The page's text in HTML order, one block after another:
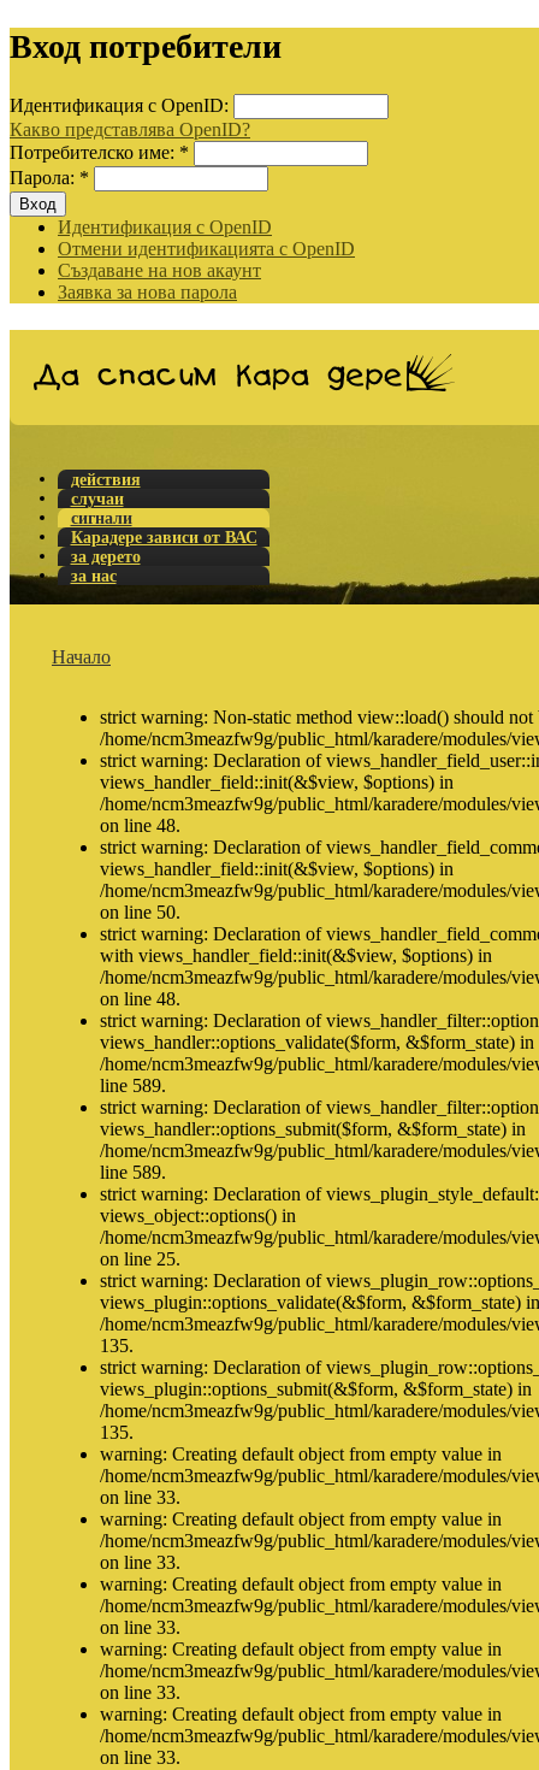
Вход потребители
Идентификация с OpenID:
Какво представлява OpenID?
Потребителско име: *
Парола: *
Идентификация с OpenID
Отмени идентификацията с OpenID
Създаване на нов акаунт
Заявка за нова парола
действия
случаи
сигнали
Карадере зависи от ВАС
за дерето
за нас
Начало
strict warning: Non-static method view::load() should not
/home/ncm3meazfw9g/public_html/karadere/modules/
strict warning: Declaration of
views_handler_field::init(&$view, $options) in
/home/ncm3meazfw9g/public_html/karadere/modules/
on line 48.
strict warning: Declaration of
views_handler_field::init(&$view, $options) in
/home/ncm3meazfw9g/public_html/karadere/modules/
on line 50.
strict warning: Declaration of
with views_handler_field::init(&$view, $options) in
/home/ncm3meazfw9g/public_html/karadere/modules/
on line 48.
strict warning: Declaration of
views_handler::options_validate($form, &$form_state) in
/home/ncm3meazfw9g/public_html/karadere/modules/
line 589.
strict warning: Declaration of
views_handler::options_submit($form, &$form_state) in
/home/ncm3meazfw9g/public_html/karadere/modules/
line 589.
strict warning: Declaration of
views_object::options() in
/home/ncm3meazfw9g/public_html/karadere/modules/
on line 25.
strict warning: Declaration of
views_plugin::options_validate(&$form, &$form_state) in
/home/ncm3meazfw9g/public_html/karadere/modules/
135.
strict warning: Declaration of
views_plugin::options_submit(&$form, &$form_state) in
/home/ncm3meazfw9g/public_html/karadere/modules/
135.
warning: Creating default object from empty value in
/home/ncm3meazfw9g/public_html/karadere/modules/
on line 33.
warning: Creating default object from empty value in
/home/ncm3meazfw9g/public_html/karadere/modules/
on line 33.
warning: Creating default object from empty value in
/home/ncm3meazfw9g/public_html/karadere/modules/
on line 33.
warning: Creating default object from empty value in
/home/ncm3meazfw9g/public_html/karadere/modules/
on line 33.
warning: Creating default object from empty value in
/home/ncm3meazfw9g/public_html/karadere/modules/
on line 33.